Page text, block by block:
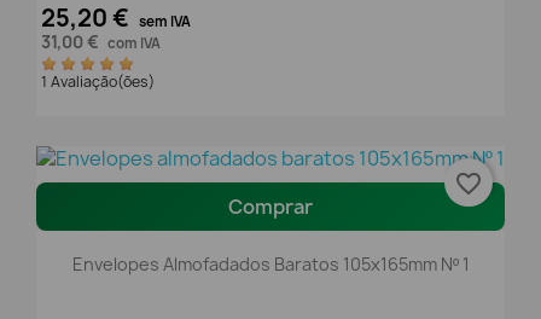
25,20 € sem IVA
31,00 € com IVA
1 Avaliação(ões)
Comprar
Envelopes Almofadados Baratos 105x165mm Nº 1
favorite_border